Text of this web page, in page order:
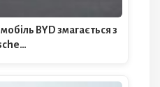
BYD змагається з